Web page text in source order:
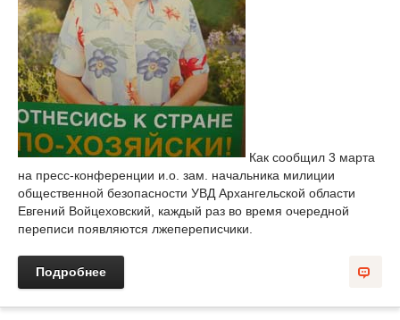
Как сообщил 3 марта
на пресс-конференции и.о. зам. начальника милиции
общественной безопасности УВД Архангельской области
Евгений Войцеховский, каждый раз во время очередной
переписи появляются лжепереписчики.
Подробнее